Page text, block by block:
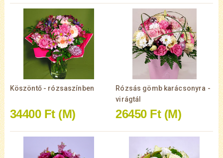
Köszöntő - rózsaszínben
34400 Ft (M)
Rózsás gömb karácsonyra -
virágtál
26450 Ft (M)